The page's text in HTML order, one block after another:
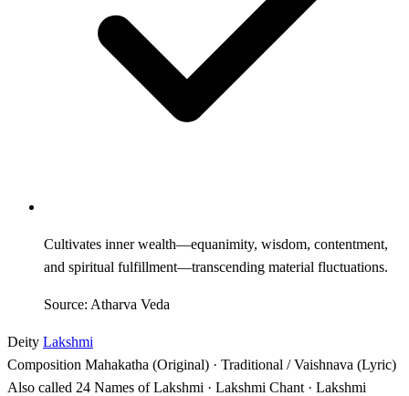
Cultivates inner wealth—equanimity, wisdom, contentment,
and spiritual fulfillment—transcending material fluctuations.
Source: Atharva Veda
Deity Lakshmi
Composition Mahakatha (Original) · Traditional / Vaishnava (Lyric)
Also called 24 Names of Lakshmi · Lakshmi Chant · Lakshmi